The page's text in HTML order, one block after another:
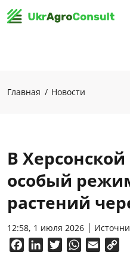
Главная Новости
В
особый
растений
12:58, 1 июля 2026
FacebookLinkedInTwitterWhatsApp
Email